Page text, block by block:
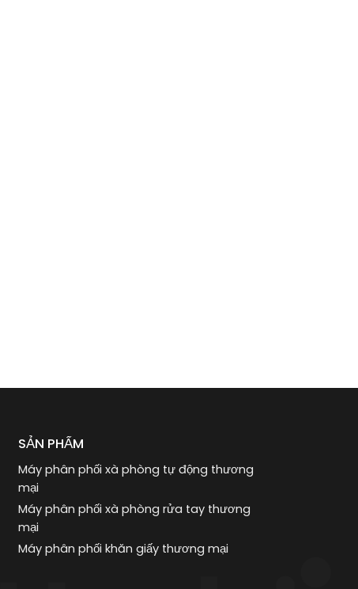
SẢN PHẨM
Máy phân phối xà phòng tự động thương
mại
Máy phân phối xà phòng rửa tay thương
mại
Máy phân phối khăn giấy thương mại